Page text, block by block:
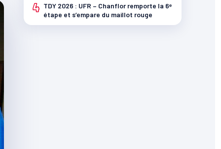
4 TDY 2026 : UFR – Chanflor remporte la 6ᵉ
étape et s’empare du maillot rouge